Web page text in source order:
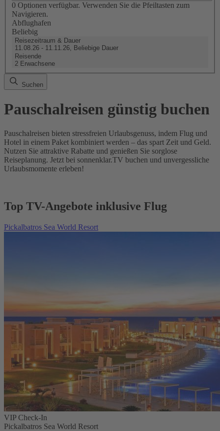
0 Optionen verfügbar. Verwenden Sie die Pfeiltasten zum
Navigieren.
Abflughafen
Beliebig
Reisezeitraum & Dauer
11.08.26 - 11.11.26, Beliebige Dauer
Reisende
2 Erwachsene
Suchen
Pauschalreisen günstig buchen
Pauschalreisen bieten stressfreien Urlaubsgenuss, indem Flug und
Hotel in einem Paket kombiniert werden – das spart Zeit und Geld.
Nutzen Sie attraktive Rabatte und genießen Sie sorglose
Reiseplanung. Jetzt bei sonnenklar.TV buchen und unvergessliche
Urlaubsmomente erleben!
Top TV-Angebote inklusive Flug
Pickalbatros Sea World Resort
VIP Check-In
Pickalbatros Sea World Resort